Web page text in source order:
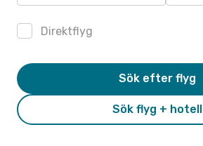
Direktflyg
Sök flyg + hotell
Sök efter flyg